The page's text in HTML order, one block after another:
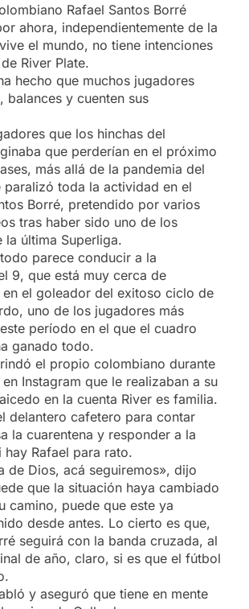
Rafael Santos Borré
ahora, independientemente de la
el mundo, no tiene intenciones
River Plate.
hecho que muchos jugadores
balances y cuenten sus
que los hinchas del
que perderían en el próximo
más allá de la pandemia del
paralizó toda la actividad en el
Borré, pretendido por varios
tras haber sido uno de los
la última Superliga.
parece conducir a la
9, que está muy cerca de
el goleador del exitoso ciclo de
uno de los jugadores más
período en el que el cuadro
ganado todo.
el propio colombiano durante
Instagram que le realizaban a su
en la cuenta River es familia.
delantero cafetero para contar
la cuarentena y responder a la
hay Rafael para rato.
de Dios, acá seguiremos», dijo
que la situación haya cambiado
camino, puede que este ya
desde antes. Lo cierto es que,
seguirá con la banda cruzada, al
de año, claro, si es que el fútbol
y aseguró que tiene en mente